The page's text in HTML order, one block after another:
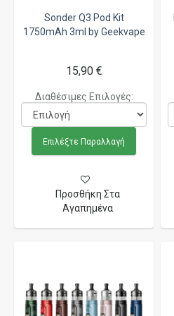
Sonder Q3 Pod Kit
1750mAh 3ml by Geekvape
15,90 €
Διαθέσιμες Επιλογές:
Επιλέξτε Παραλλαγή
Προσθήκη Στα
Αγαπημένα